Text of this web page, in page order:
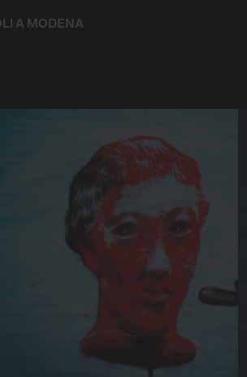
GLI SPETTACOLI A BOLOGNA